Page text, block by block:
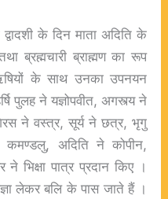
के दिन माता अदिति के
ब्रह्मचारी ब्राह्मण का रूप
के साथ उनका उपनयन
पुलह ने यज्ञोपवीत, अगस्त्य ने
ने वस्त्र, सूर्य ने छत्र, भृगु
अदिति ने कोपीन,
भिक्षा पात्र प्रदान किए ।
लेकर बलि के पास जाते हैं ।